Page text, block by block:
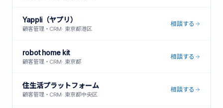
Yappli（ヤプリ）
顧客管理・CRM· 東京都港区
相談する
robot home kit
顧客管理・CRM· 東京都
相談する
住生活プラットフォーム
顧客管理・CRM· 東京都中央区
相談する